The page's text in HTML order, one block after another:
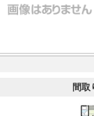
間取